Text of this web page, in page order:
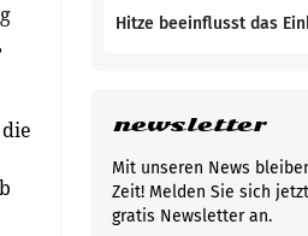
Hitze beeinflusst das
newsletter
Mit unseren News
Zeit! Melden Sie sich
gratis Newsletter an.